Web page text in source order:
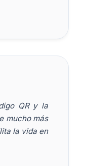
QR y la
mucho más
la vida en